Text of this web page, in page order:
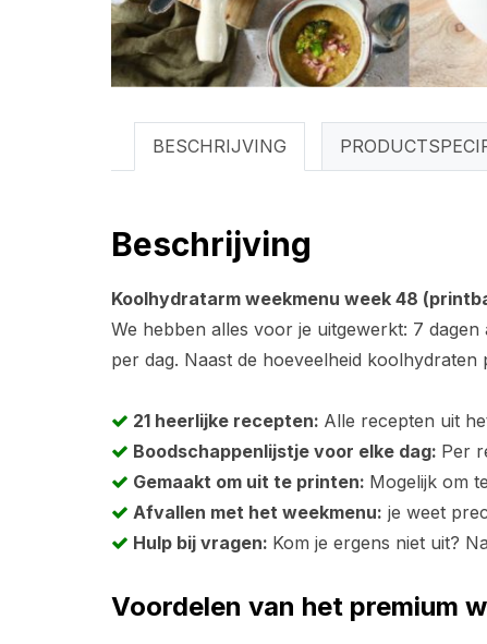
BESCHRIJVING
Beschrijving
Koolhydratarm weekmenu week 48
We hebben alles voor je uitgewerkt: 7
per dag. Naast de hoeveelheid
21 heerlijke recepten: Alle recepten uit
Boodschappenlijstje voor elke dag: Per
Gemaakt om uit te printen: Mogelijk om
Afvallen met het weekmenu: je weet
Hulp bij vragen: Kom je ergens niet uit?
Voordelen van het premium